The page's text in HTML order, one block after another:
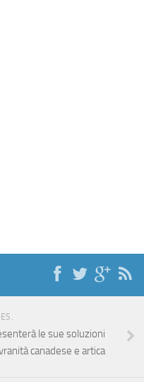
le sue soluzioni
canadese e artica